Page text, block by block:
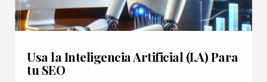
Usa la Inteligencia Artificial (I.A) Para
tu SEO